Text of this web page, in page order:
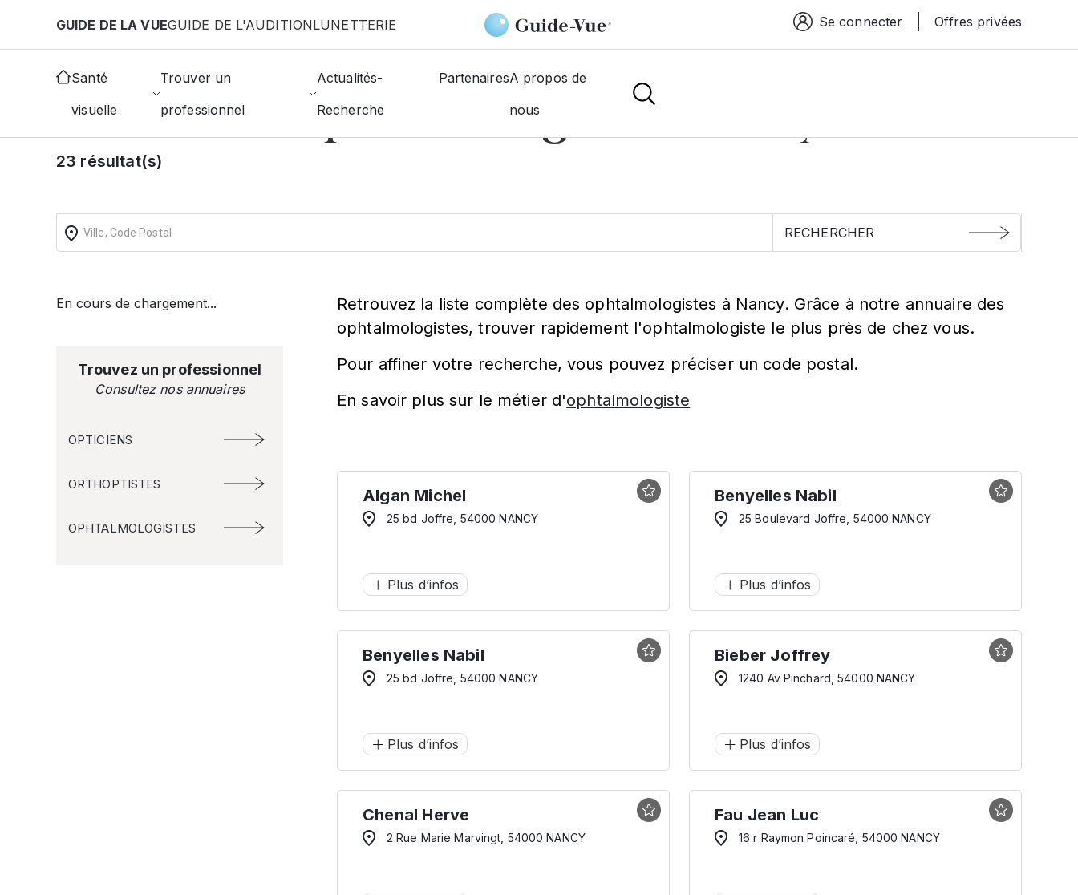
GUIDE DE LA VUEGUIDE DE L'AUDITIONLUNETTERIE Espace connexion
Se connecter Offres privées
Santé
visuelle
Trouver un
professionnel
Actualités-
Recherche
PartenairesA propos de
nous
Accueil Annuaire des ophtalmologistes Nancy
Trouver un ophtalmologiste à
23 résultat(s)
En cours de chargement...
Trouvez un professionnel
Consultez nos annuaires
OPTICIENS
ORTHOPTISTES
OPHTALMOLOGISTES
Retrouvez la liste complète des ophtalmologistes à Nancy. Grâce à notre annuaire des
ophtalmologistes, trouver rapidement l'ophtalmologiste le plus près de chez vous.
Pour affiner votre recherche, vous pouvez préciser un code postal.
En savoir plus sur le métier d'ophtalmologiste
Algan Michel
25 bd Joffre, 54000 NANCY
Plus d’infos
Benyelles Nabil
25 Boulevard Joffre, 54000 NANCY
Plus d’infos
Benyelles Nabil
25 bd Joffre, 54000 NANCY
Plus d’infos
Bieber Joffrey
1240 Av Pinchard, 54000 NANCY
Plus d’infos
Chenal Herve
2 Rue Marie Marvingt, 54000 NANCY
Fau Jean Luc
16 r Raymon Poincaré, 54000 NANCY